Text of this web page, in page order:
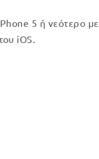
5 ή νεότερο με
iOS.